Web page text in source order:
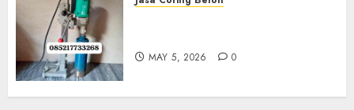
MAY 5, 2026 0